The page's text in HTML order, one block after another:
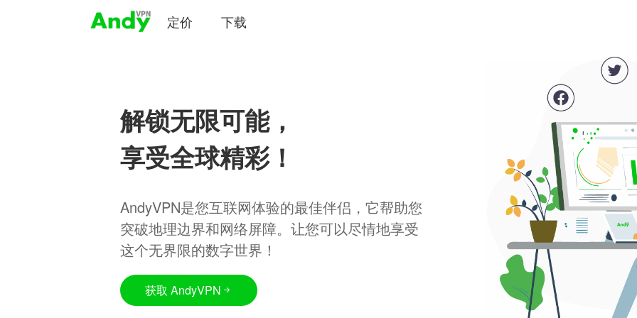
定价 下载
解锁无限可能，
享受全球精彩！
AndyVPN是您互联网体验的最佳伴侣，它帮助您
突破地理边界和网络屏障。让您可以尽情地享受
这个无界限的数字世界！
获取 AndyVPN